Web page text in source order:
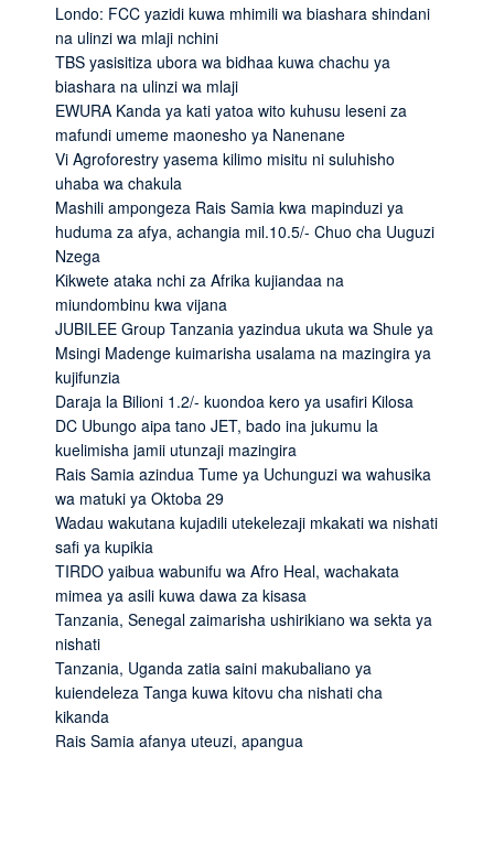
Londo: FCC yazidi kuwa mhimili wa biashara shindani
na ulinzi wa mlaji nchini
TBS yasisitiza ubora wa bidhaa kuwa chachu ya
biashara na ulinzi wa mlaji
EWURA Kanda ya kati yatoa wito kuhusu leseni za
mafundi umeme maonesho ya Nanenane
Vi Agroforestry yasema kilimo misitu ni suluhisho
uhaba wa chakula
Mashili ampongeza Rais Samia kwa mapinduzi ya
huduma za afya, achangia mil.10.5/- Chuo cha Uuguzi
Nzega
Kikwete ataka nchi za Afrika kujiandaa na
miundombinu kwa vijana
JUBILEE Group Tanzania yazindua ukuta wa Shule ya
Msingi Madenge kuimarisha usalama na mazingira ya
kujifunzia
Daraja la Bilioni 1.2/- kuondoa kero ya usafiri Kilosa
DC Ubungo aipa tano JET, bado ina jukumu la
kuelimisha jamii utunzaji mazingira
Rais Samia azindua Tume ya Uchunguzi wa wahusika
wa matuki ya Oktoba 29
Wadau wakutana kujadili utekelezaji mkakati wa nishati
safi ya kupikia
TIRDO yaibua wabunifu wa Afro Heal, wachakata
mimea ya asili kuwa dawa za kisasa
Tanzania, Senegal zaimarisha ushirikiano wa sekta ya
nishati
Tanzania, Uganda zatia saini makubaliano ya
kuiendeleza Tanga kuwa kitovu cha nishati cha
kikanda
Rais Samia afanya uteuzi, apangua